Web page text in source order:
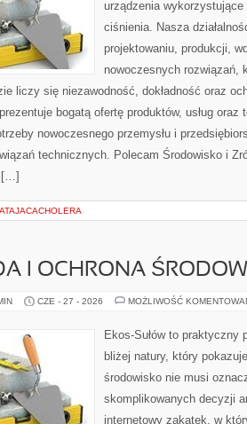
urządzenia
ciśnienia. Nasza
projektowaniu, produkcji,
nowoczesnych rozwiązań,
liczy się niezawodność, dokładność oraz
bogatą ofertę produktów, usług oraz
nowoczesnego przemysłu i
technicznych. Polecam Środowisko i
[…]
I OCHRONA
CZE - 27 - 2026 MOŻLIWOŚĆ
Ekos-Sułów to praktyczny
bliżej natury, który
środowisko nie musi
skomplikowanych decyzji
internetowy zakątek, w